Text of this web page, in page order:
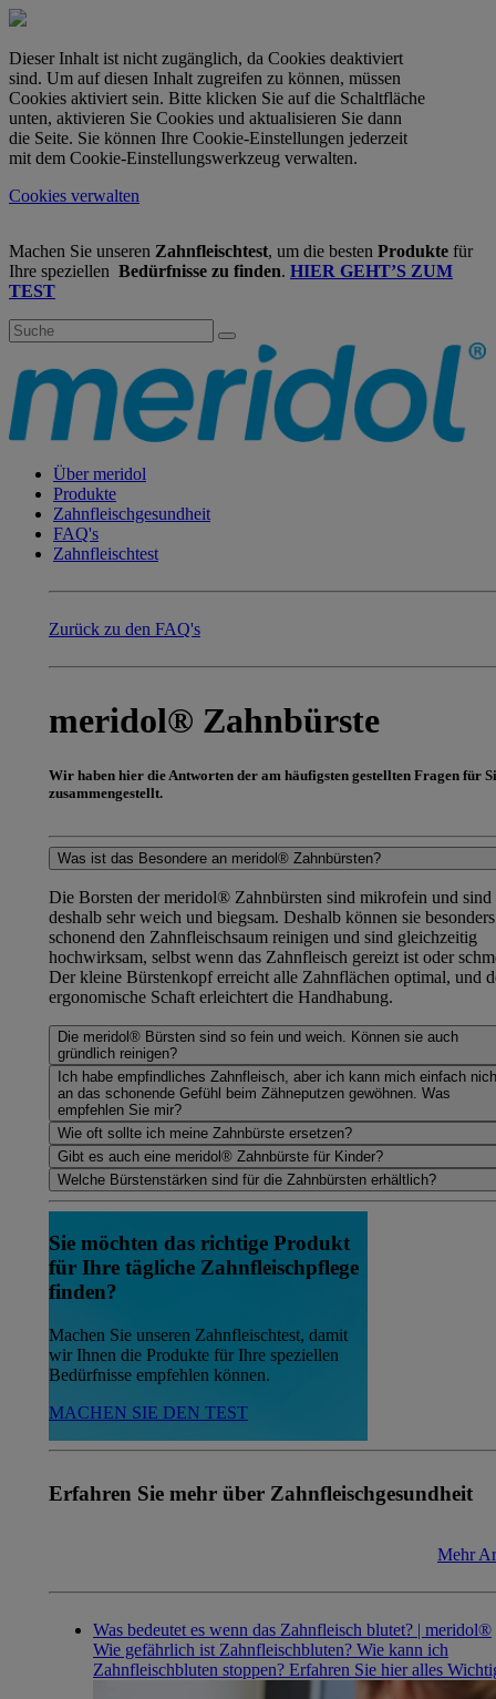
Dieser Inhalt ist nicht zugänglich, da Cookies deaktiviert
sind. Um auf diesen Inhalt zugreifen zu können, müssen
Cookies aktiviert sein. Bitte klicken Sie auf die Schaltfläche
unten, aktivieren Sie Cookies und aktualisieren Sie dann
die Seite. Sie können Ihre Cookie-Einstellungen jederzeit
mit dem Cookie-Einstellungswerkzeug verwalten.
Cookies verwalten
Machen Sie unseren Zahnfleischtest, um die besten Produkte für
Ihre speziellen Bedürfnisse zu finden. HIER GEHT’S ZUM
TEST
Über meridol
Produkte
Zahnfleischgesundheit
FAQ's
Zahnfleischtest
Zurück zu den FAQ's
meridol® Zahnbürste
Wir haben hier die Antworten der am häufigsten gestellten Fragen für
zusammengestellt.
Was ist das Besondere an meridol® Zahnbürsten?
Die Borsten der meridol® Zahnbürsten sind mikrofein und sind
deshalb sehr weich und biegsam. Deshalb können sie besonders
schonend den Zahnfleischsaum reinigen und sind gleichzeitig
hochwirksam, selbst wenn das Zahnfleisch gereizt ist oder
Der kleine Bürstenkopf erreicht alle Zahnflächen optimal, und
ergonomische Schaft erleichtert die Handhabung.
Die meridol® Bürsten sind so fein und weich. Können sie auch
gründlich reinigen?
Ich habe empfindliches Zahnfleisch, aber ich kann mich einfach
an das schonende Gefühl beim Zähneputzen gewöhnen. Was
empfehlen Sie mir?
Wie oft sollte ich meine Zahnbürste ersetzen?
Gibt es auch eine meridol® Zahnbürste für Kinder?
Welche Bürstenstärken sind für die Zahnbürsten erhältlich?
Sie möchten das richtige Produkt
für Ihre tägliche Zahnfleischpflege
finden?
Machen Sie unseren Zahnfleischtest, damit
wir Ihnen die Produkte für Ihre speziellen
Bedürfnisse empfehlen können.
MACHEN SIE DEN TEST
Erfahren Sie mehr über Zahnfleischgesundheit
Mehr
Was bedeutet es wenn das Zahnfleisch blutet? | meridol®
Wie gefährlich ist Zahnfleischbluten? Wie kann ich
Zahnfleischbluten stoppen? Erfahren Sie hier alles